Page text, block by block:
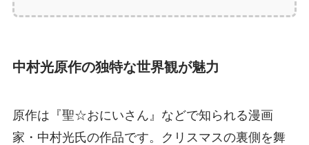
中村光原作の独特な世界観が魅力
原作は『聖☆おにいさん』などで知られる漫画
家・中村光氏の作品です。クリスマスの裏側を舞